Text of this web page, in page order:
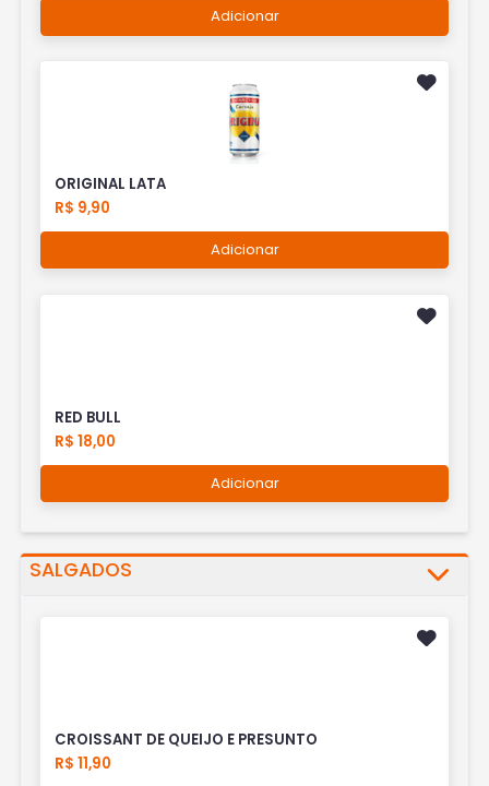
Adicionar
ORIGINAL LATA
R$ 9,90
Adicionar
RED BULL
R$ 18,00
Adicionar
SALGADOS
CROISSANT DE QUEIJO E PRESUNTO
R$ 11,90